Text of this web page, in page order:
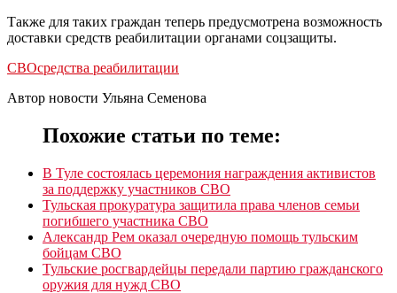
Также для таких граждан теперь предусмотрена возможность
доставки средств реабилитации органами соцзащиты.
СВОсредства реабилитации
Автор новости Ульяна Семенова
Похожие статьи по теме:
В Туле состоялась церемония награждения активистов
за поддержку участников СВО
Тульская прокуратура защитила права членов семьи
погибшего участника СВО
Александр Рем оказал очередную помощь тульским
бойцам СВО
Тульские росгвардейцы передали партию гражданского
оружия для нужд СВО